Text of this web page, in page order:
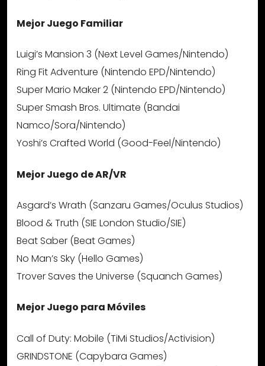
Mejor Juego Familiar
Luigi’s Mansion 3 (Next Level Games/Nintendo)
Ring Fit Adventure (Nintendo EPD/Nintendo)
Super Mario Maker 2 (Nintendo EPD/Nintendo)
Super Smash Bros. Ultimate (Bandai
Namco/Sora/Nintendo)
Yoshi’s Crafted World (Good-Feel/Nintendo)
Mejor Juego de AR/VR
Asgard’s Wrath (Sanzaru Games/Oculus Studios)
Blood & Truth (SIE London Studio/SIE)
Beat Saber (Beat Games)
No Man’s Sky (Hello Games)
Trover Saves the Universe (Squanch Games)
Mejor Juego para Móviles
Call of Duty: Mobile (TiMi Studios/Activision)
GRINDSTONE (Capybara Games)